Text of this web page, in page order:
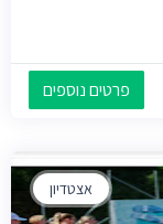
פרטים נוספים
אצטדיון